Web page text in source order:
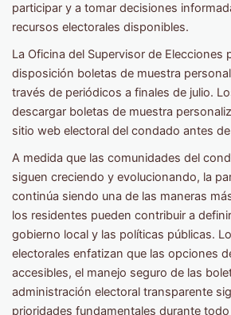
participar y a tomar decisiones
recursos electorales disponibles.
La Oficina del Supervisor de Elecciones
disposición boletas de muestra
través de periódicos a finales de julio.
descargar boletas de muestra
sitio web electoral del condado antes
A medida que las comunidades del
siguen creciendo y evolucionando, la
continúa siendo una de las maneras
los residentes pueden contribuir a
gobierno local y las políticas públicas.
electorales enfatizan que las opciones
accesibles, el manejo seguro de las
administración electoral transparente
prioridades fundamentales durante